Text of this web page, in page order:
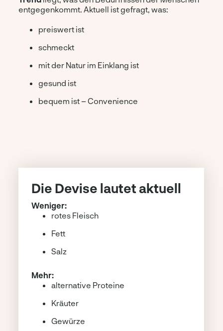
entgegenkommt. Aktuell ist gefragt, was:
preiswert ist
schmeckt
mit der Natur im Einklang ist
gesund ist
bequem ist – Convenience
Die Devise lautet aktuell
Weniger:
rotes Fleisch
Fett
Salz
Mehr:
alternative Proteine
Kräuter
Gewürze